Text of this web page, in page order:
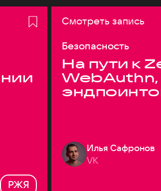
РЖЯ
Смотреть запись
Безопасность
На пути к
Илья Сафронов
VK